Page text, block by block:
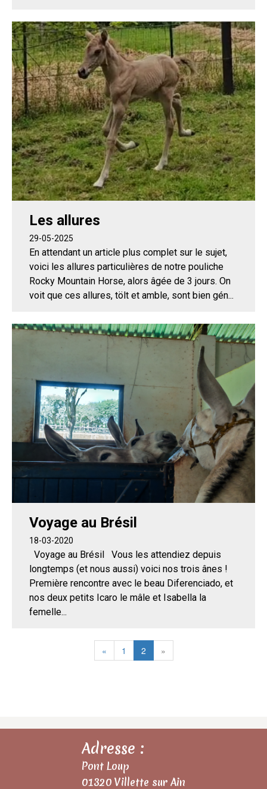
Les allures
29-05-2025
En attendant un article plus complet sur le sujet,
voici les allures particulières de notre pouliche
Rocky Mountain Horse, alors âgée de 3 jours. On
voit que ces allures, tölt et amble, sont bien gén...
Voyage au Brésil
18-03-2020
Voyage au Brésil Vous les attendiez depuis
longtemps (et nous aussi) voici nos trois ânes !
Première rencontre avec le beau Diferenciado, et
nos deux petits Icaro le mâle et Isabella la
femelle...
« 1 2 »
Adresse :
Pont Loup
01320 Villette sur Ain